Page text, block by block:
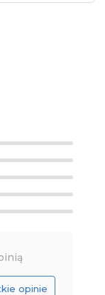
opinie